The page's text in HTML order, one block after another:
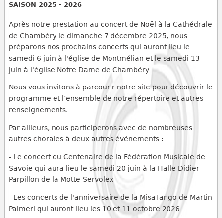
SAISON 2025 - 2026
Après notre prestation au concert de Noël à la Cathédrale
de Chambéry le dimanche 7 décembre 2025, nous
préparons nos prochains concerts qui auront lieu le
samedi 6 juin à l'église de Montmélian et le samedi 13
juin à l'église Notre Dame de Chambéry
Nous vous invitons à parcourir notre site pour découvrir le
programme et l’ensemble de notre répertoire et autres
renseignements.
Par ailleurs, nous participerons avec de nombreuses
autres chorales à deux autres événements :
- Le concert du Centenaire de la Fédération Musicale de
Savoie qui aura lieu le samedi 20 juin à la Halle Didier
Parpillon de la Motte-Servolex
- Les concerts de l'anniversaire de la MisaTango de Martin
Palmeri qui auront lieu les 10 et 11 octobre 2026